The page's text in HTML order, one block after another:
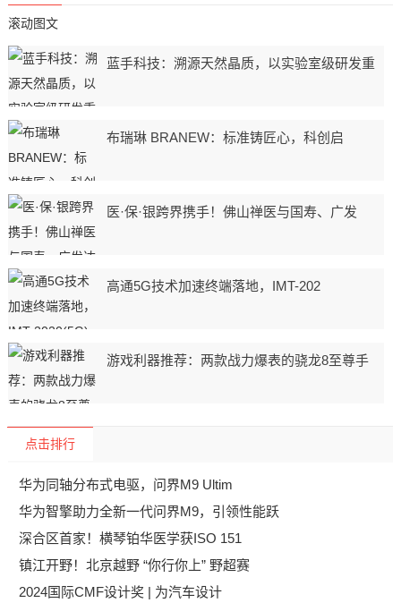
滚动图文
蓝手科技：溯源天然晶质，以实验室级研发重
布瑞琳 BRANEW：标准铸匠心，科创启
医·保·银跨界携手！佛山禅医与国寿、广发
高通5G技术加速终端落地，IMT-202
游戏利器推荐：两款战力爆表的骁龙8至尊手
点击排行
华为同轴分布式电驱，问界M9 Ultim
华为智擎助力全新一代问界M9，引领性能跃
深合区首家！横琴铂华医学获ISO 151
镇江开野！北京越野 “你行你上” 野超赛
2024国际CMF设计奖 | 为汽车设计